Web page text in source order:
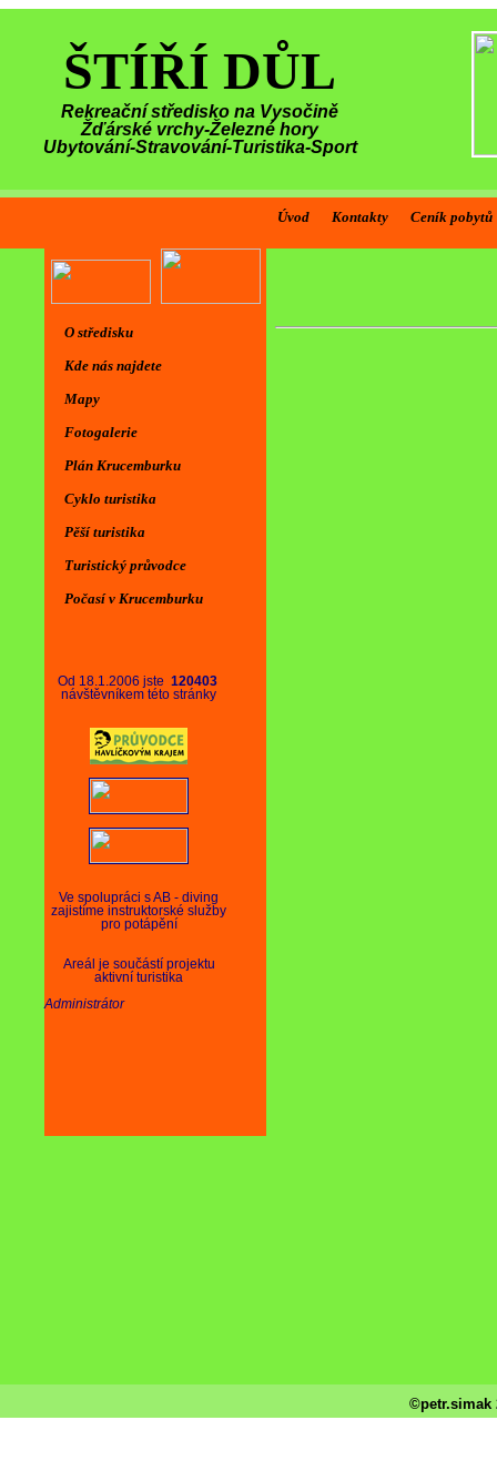
ŠTÍŘÍ DŮL
Rekreační středisko na Vysočině
Žďárské vrchy-Železné hory
Ubytování-Stravování-Turistika-Sport
Úvod Kontakty Ceník pobytů
Od 18.1.2006 jste 120403
návštěvníkem této stránky
Ve spolupráci s AB - diving
zajistíme instruktorské služby
pro potápění
Areál je součástí projektu
aktivní turistika
Administrátor
O středisku
Kde nás najdete
Mapy
Fotogalerie
Plán Krucemburku
Cyklo turistika
Pěší turistika
Turistický průvodce
Počasí v Krucemburku
©petr.simak